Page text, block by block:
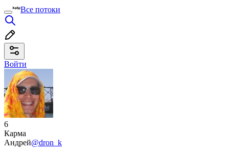
Все потоки
Войти
6
Карма
Андрей@dron_k